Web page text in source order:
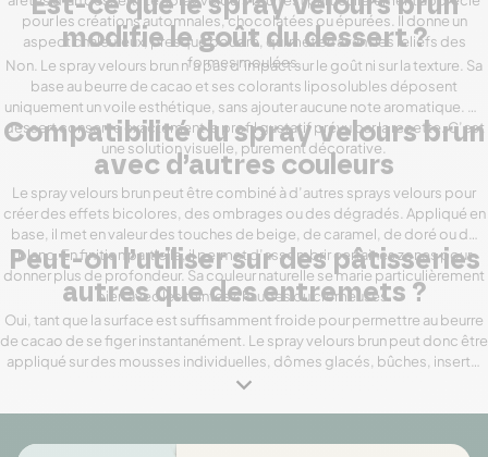
pour les créations automnales, chocolatées ou épurées. Il donne un
aspect chaleureux, presque poudré, qui met en avant les reliefs des
formes moulées.
Est-ce que le spray velours brun
modifie le goût du dessert ?
Non. Le spray velours brun n’a pas d’impact sur le goût ni sur la texture. Sa
base au beurre de cacao et ses colorants liposolubles déposent
uniquement un voile esthétique, sans ajouter aucune note aromatique. Le
dessert conserve exactement le profil gustatif prévu par la recette. C’est
une solution visuelle, purement décorative.
Compatibilité du spray velours brun
avec d’autres couleurs
Le spray velours brun peut être combiné à d’autres sprays velours pour
créer des effets bicolores, des ombrages ou des dégradés. Appliqué en
base, il met en valeur des touches de beige, de caramel, de doré ou de
blanc. En finition partielle, il permet d’assombrir certaines zones pour
donner plus de profondeur. Sa couleur naturelle se marie particulièrement
bien avec les teintes chaudes ou crémeuses.
Peut-on l’utiliser sur des pâtisseries
autres que des entremets ?
Oui, tant que la surface est suffisamment froide pour permettre au beurre
de cacao de se figer instantanément. Le spray velours brun peut donc être
appliqué sur des mousses individuelles, dômes glacés, bûches, inserts,
pâtisseries moulées ou desserts techniques préalablement congelés. Il